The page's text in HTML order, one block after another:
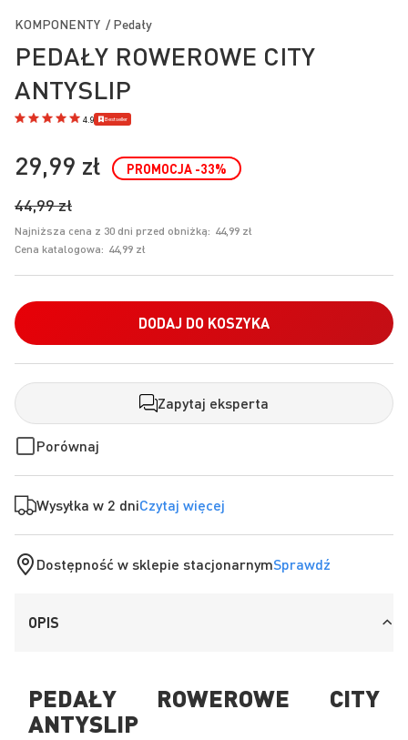
na
początek
galerii
PEDAŁY ROWEROWE CITY
ANTYSLIP
4.9 Bestseller
KOMPONENTY / Pedały
DODAJ DO KOSZYKA
Zapytaj eksperta
Porównaj
29,99 zł
44,99 zł
PROMOCJA -33%
Najniższa cena z 30 dni przed obniżką: 44,99 zł
Cena katalogowa: 44,99 zł
Wysyłka w 2 dniCzytaj więcej
Dostępność w sklepie stacjonarnymSprawdź
OPIS
PEDAŁY ROWEROWE CITY
ANTYSLIP